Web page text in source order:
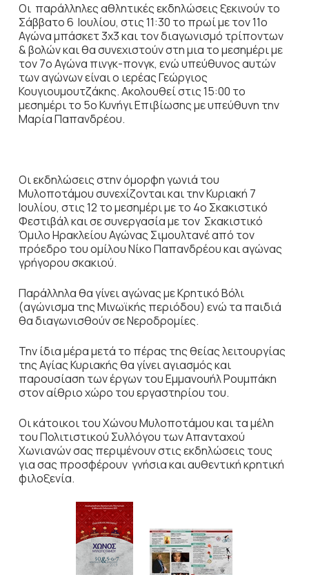
Οι παράλληλες αθλητικές εκδηλώσεις ξεκινούν το
Σάββατο 6 Ιουλίου, στις 11:30 το πρωί με τον 11ο
Αγώνα µπάσκετ 3χ3 και τον διαγωνισµό τρίποντων
& βολών και θα συνεχιστούν στη μια το μεσημέρι με
τον 7ο Αγώνα πινγκ-πονγκ, ενώ υπεύθυνος αυτών
των αγώνων είναι ο ιερέας Γεώργιος
Κουγιουµουτζάκης. Ακολουθεί στις 15:00 το
μεσημέρι το 5ο Κυνήγι Επιβίωσης με υπεύθυνη την
Μαρία Παπανδρέου.
Οι εκδηλώσεις στην όμορφη γωνιά του
Μυλοποτάμου συνεχίζονται και την Κυριακή 7
Ιουλίου, στις 12 το μεσημέρι με το 4ο Σκακιστικό
Φεστιβάλ και σε συνεργασία με τον Σκακιστικό
Όμιλο Ηρακλείου Αγώνας Σιµουλτανέ από τον
πρόεδρο του οµίλου Νίκο Παπανδρέου και αγώνας
γρήγορου σκακιού.
Παράλληλα θα γίνει αγώνας με Κρητικό Βόλι
(αγώνισμα της Μινωϊκής περιόδου) ενώ τα παιδιά
θα διαγωνισθούν σε Νεροδρομίες.
Την ίδια μέρα μετά το πέρας της θείας λειτουργίας
της Αγίας Κυριακής θα γίνει αγιασµός και
παρουσίαση των έργων του Εµµανουήλ Ρουµπάκη
στον αίθριο χώρο του εργαστηρίου του.
Οι κάτοικοι του Χώνου Μυλοποτάμου και τα μέλη
του Πολιτιστικού Συλλόγου των Απανταχού
Χωνιανών σας περιμένουν στις εκδηλώσεις τους
για σας προσφέρουν γνήσια και αυθεντική κρητική
φιλοξενία.